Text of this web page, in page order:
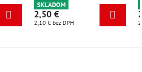
SKLADOM
2,50 €
2,10 € bez DPH